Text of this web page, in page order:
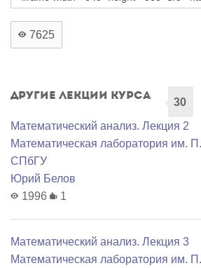
7625
Другие лекции курса
30
Математический анализ. Лекция 2
Математичеcкая лаборатория им.
СПбГУ
Юрий Белов
1996
1
Математический анализ. Лекция 3
Математичеcкая лаборатория им.